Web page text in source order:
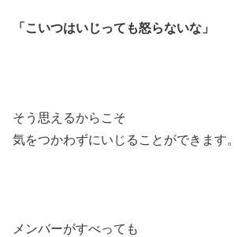
「こいつはいじっても怒らないな」
そう思えるからこそ
気をつかわずにいじることができます。
メンバーがすべっても